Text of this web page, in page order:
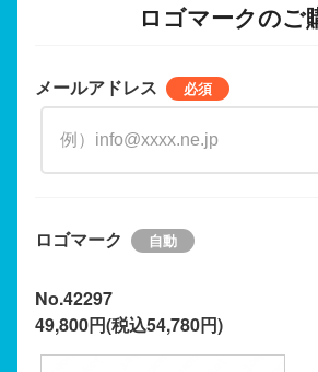
ロゴマークのご
メールアドレス
ロゴマーク
No.42297
49,800円(税込54,780円)